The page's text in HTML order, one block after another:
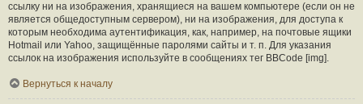
ссылку ни на изображения, хранящиеся на вашем компьютере (если он не
является общедоступным сервером), ни на изображения, для доступа к
которым необходима аутентификация, как, например, на почтовые ящики
Hotmail или Yahoo, защищённые паролями сайты и т. п. Для указания
ссылок на изображения используйте в сообщениях тег BBCode [img].
Вернуться к началу